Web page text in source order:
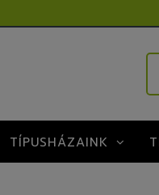
TÍPUSHÁZAINK